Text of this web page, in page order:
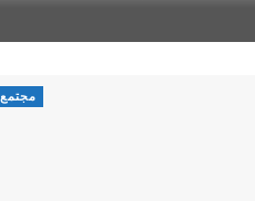
مجتمع